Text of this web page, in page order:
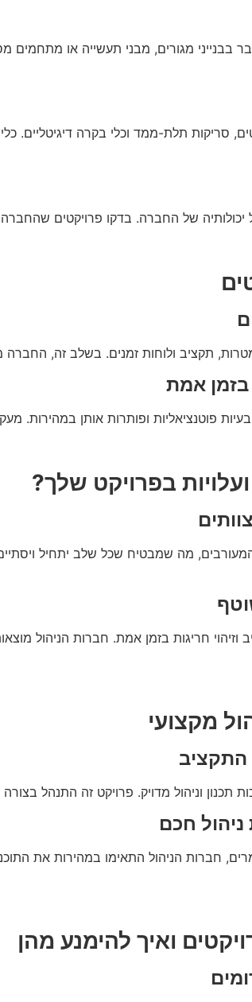
בבנייני מגורים, מבני תעשייה או
סריקות תלת-ממד וכלי בקרה
של החברה. בדקו פרויקטים
תקציב ולוחות זמנים. בשלב זה,
אמת
פוטנציאליות ופותרות אותן
בפרויקט שלך?
מה שמבטיח שכל שלב יתחיל
חריגות בזמן אמת. חברות הניהול
מקצועי
התקציב
וניהול מדויק. פרויקט זה התנהל
חכם
חברות הניהול התאימו במהירות את
ואיך להימנע מהן